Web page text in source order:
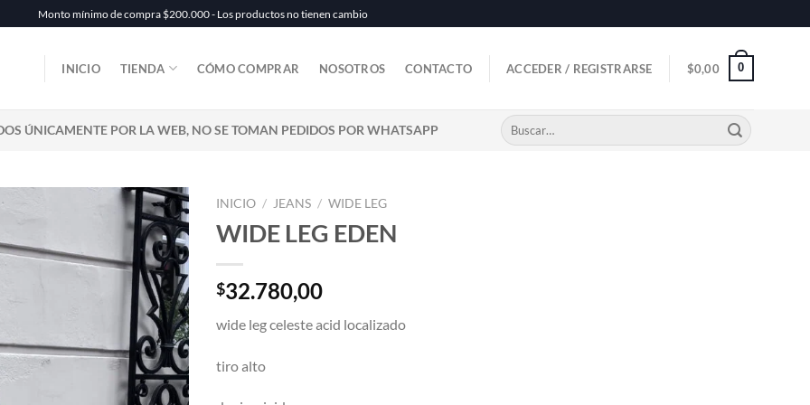
Monto mínimo de compra $200.000 - Los productos no tienen cambio
INICIO TIENDA CÓMO COMPRAR NOSOTROS CONTACTO ACCEDER / REGISTRARSE $0,00 0
ÚNICAMENTE POR LA WEB, NO SE TOMAN PEDIDOS POR WHATSAPP
Buscar
por:
INICIO / JEANS / WIDE LEG
WIDE LEG EDEN
$32.780,00
wide leg celeste acid localizado
tiro alto